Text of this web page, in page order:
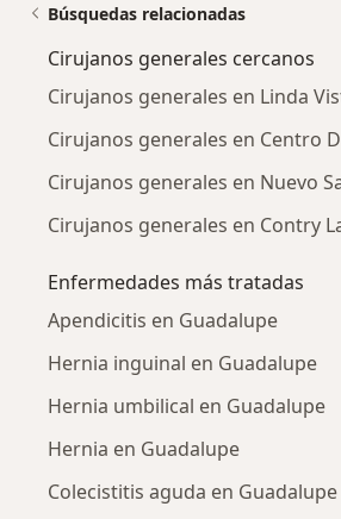
Búsquedas relacionadas
Cirujanos generales cercanos
Cirujanos generales en Linda
Cirujanos generales en Centro
Cirujanos generales en Nuevo
Cirujanos generales en Contry
Enfermedades más tratadas
Apendicitis en Guadalupe
Hernia inguinal en Guadalupe
Hernia umbilical en Guadalupe
Hernia en Guadalupe
Colecistitis aguda en Guadalupe